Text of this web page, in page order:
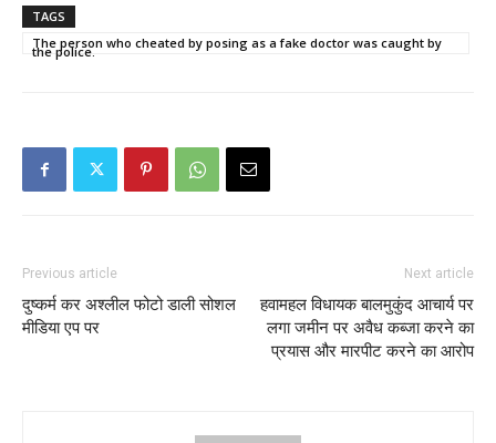
TAGS
The person who cheated by posing as a fake doctor was caught by
the police.
Previous article
दुष्कर्म कर अश्लील फोटो डाली सोशल
मीडिया एप पर
Next article
हवामहल विधायक बालमुकुंद आचार्य पर
लगा जमीन पर अवैध कब्जा करने का
प्रयास और मारपीट करने का आरोप